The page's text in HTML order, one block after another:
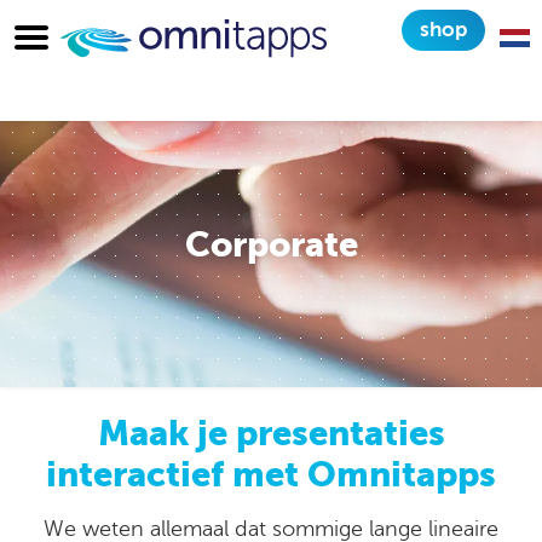
shop
Corporate
Maak je presentaties
interactief met Omnitapps
We weten allemaal dat sommige lange lineaire